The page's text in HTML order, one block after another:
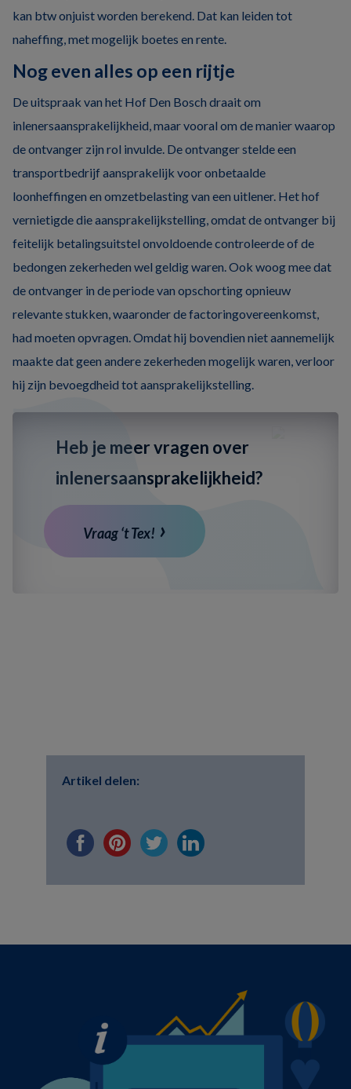
kan btw onjuist worden berekend. Dat kan leiden tot
naheffing, met mogelijk boetes en rente.
Nog even alles op een rijtje
De uitspraak van het Hof Den Bosch draait om
inlenersaansprakelijkheid, maar vooral om de manier waarop
de ontvanger zijn rol invulde. De ontvanger stelde een
transportbedrijf aansprakelijk voor onbetaalde
loonheffingen en omzetbelasting van een uitlener. Het hof
vernietigde die aansprakelijkstelling, omdat de ontvanger bij
feitelijk betalingsuitstel onvoldoende controleerde of de
bedongen zekerheden wel geldig waren. Ook woog mee dat
de ontvanger in de periode van opschorting opnieuw
relevante stukken, waaronder de factoringovereenkomst,
had moeten opvragen. Omdat hij bovendien niet aannemelijk
maakte dat geen andere zekerheden mogelijk waren, verloor
hij zijn bevoegdheid tot aansprakelijkstelling.
Heb je meer vragen over
inlenersaansprakelijkheid?
Vraag ‘t Tex!
Artikel delen: